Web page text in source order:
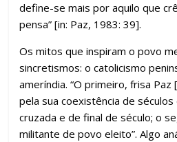
define-se mais por aquilo que
pensa” [in: Paz, 1983: 39].
Os mitos que inspiram o povo
sincretismos: o catolicismo
ameríndia. “O primeiro, frisa
pela sua coexistência de
cruzada e de final de século; o
militante de povo eleito”. Algo